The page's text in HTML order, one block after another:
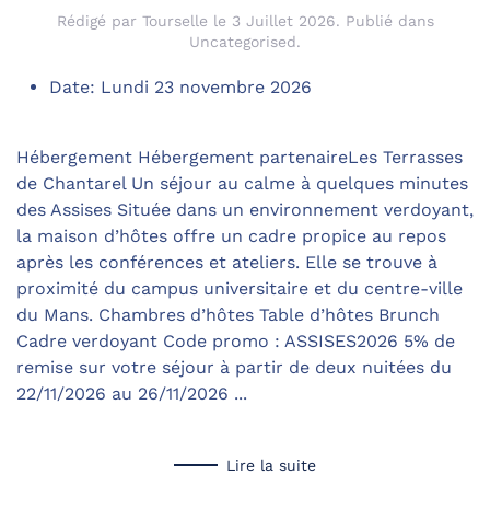
Rédigé par Tourselle le 3 Juillet 2026. Publié dans
Uncategorised.
Date: Lundi 23 novembre 2026
Hébergement Hébergement partenaireLes Terrasses
de Chantarel Un séjour au calme à quelques minutes
des Assises Située dans un environnement verdoyant,
la maison d’hôtes offre un cadre propice au repos
après les conférences et ateliers. Elle se trouve à
proximité du campus universitaire et du centre-ville
du Mans. Chambres d’hôtes Table d’hôtes Brunch
Cadre verdoyant Code promo : ASSISES2026 5% de
remise sur votre séjour à partir de deux nuitées du
22/11/2026 au 26/11/2026 ...
Lire la suite